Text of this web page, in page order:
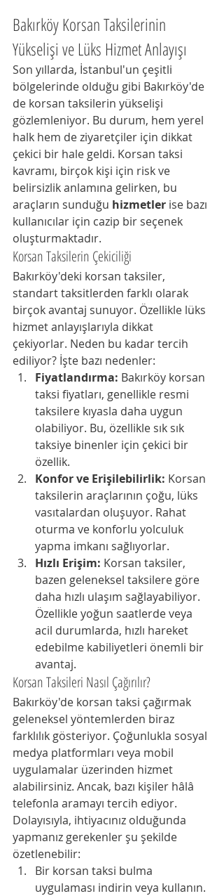
Bakırköy Korsan Taksilerinin
Yükselişi ve Lüks Hizmet Anlayışı
Son yıllarda, İstanbul'un çeşitli
bölgelerinde olduğu gibi Bakırköy'de
de korsan taksilerin yükselişi
gözlemleniyor. Bu durum, hem yerel
halk hem de ziyaretçiler için dikkat
çekici bir hale geldi. Korsan taksi
kavramı, birçok kişi için risk ve
belirsizlik anlamına gelirken, bu
araçların sunduğu hizmetler ise bazı
kullanıcılar için cazip bir seçenek
oluşturmaktadır.
Korsan Taksilerin Çekiciliği
Bakırköy'deki korsan taksiler,
standart taksitlerden farklı olarak
birçok avantaj sunuyor. Özellikle lüks
hizmet anlayışlarıyla dikkat
çekiyorlar. Neden bu kadar tercih
ediliyor? İşte bazı nedenler:
Fiyatlandırma: Bakırköy korsan
taksi fiyatları, genellikle resmi
taksilere kıyasla daha uygun
olabiliyor. Bu, özellikle sık sık
taksiye binenler için çekici bir
özellik.
Konfor ve Erişilebilirlik: Korsan
taksilerin araçlarının çoğu, lüks
vasıtalardan oluşuyor. Rahat
oturma ve konforlu yolculuk
yapma imkanı sağlıyorlar.
Hızlı Erişim: Korsan taksiler,
bazen geleneksel taksilere göre
daha hızlı ulaşım sağlayabiliyor.
Özellikle yoğun saatlerde veya
acil durumlarda, hızlı hareket
edebilme kabiliyetleri önemli bir
avantaj.
Korsan Taksileri Nasıl Çağırılır?
Bakırköy'de korsan taksi çağırmak
geleneksel yöntemlerden biraz
farklılık gösteriyor. Çoğunlukla sosyal
medya platformları veya mobil
uygulamalar üzerinden hizmet
alabilirsiniz. Ancak, bazı kişiler hâlâ
telefonla aramayı tercih ediyor.
Dolayısıyla, ihtiyacınız olduğunda
yapmanız gerekenler şu şekilde
özetlenebilir:
Bir korsan taksi bulma
uygulaması indirin veya kullanın.